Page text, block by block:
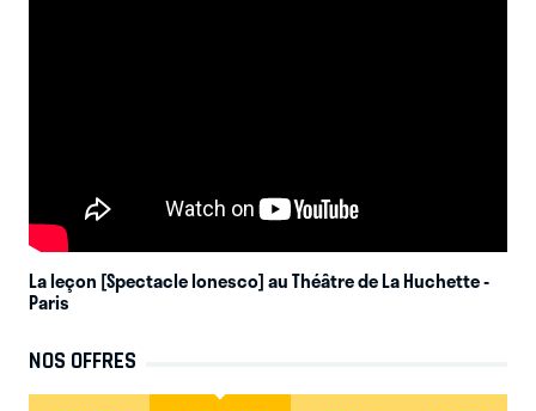
La leçon [Spectacle Ionesco] au Théâtre de La Huchette-
Paris
NOS OFFRES